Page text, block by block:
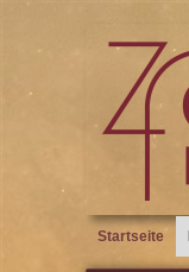
Startseite